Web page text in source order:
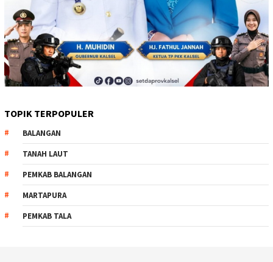
TOPIK TERPOPULER
BALANGAN
TANAH LAUT
PEMKAB BALANGAN
MARTAPURA
PEMKAB TALA